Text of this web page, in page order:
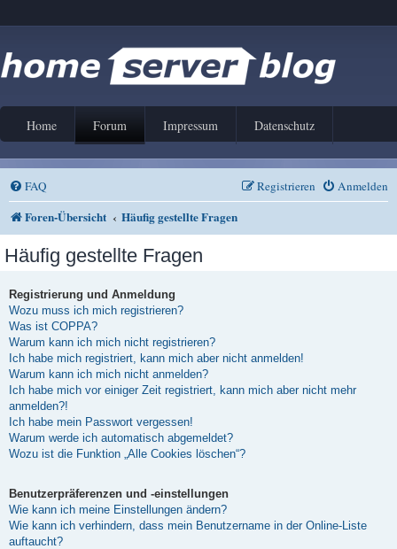
Home Forum Impressum Datenschutz
FAQ Anmelden
Registrieren
Foren-Übersicht Häufig gestellte Fragen
Häufig gestellte Fragen
Registrierung und Anmeldung
Wozu muss ich mich registrieren?
Was ist COPPA?
Warum kann ich mich nicht registrieren?
Ich habe mich registriert, kann mich aber nicht anmelden!
Warum kann ich mich nicht anmelden?
Ich habe mich vor einiger Zeit registriert, kann mich aber nicht mehr
anmelden?!
Ich habe mein Passwort vergessen!
Warum werde ich automatisch abgemeldet?
Wozu ist die Funktion „Alle Cookies löschen“?
Benutzerpräferenzen und -einstellungen
Wie kann ich meine Einstellungen ändern?
Wie kann ich verhindern, dass mein Benutzername in der Online-Liste
auftaucht?